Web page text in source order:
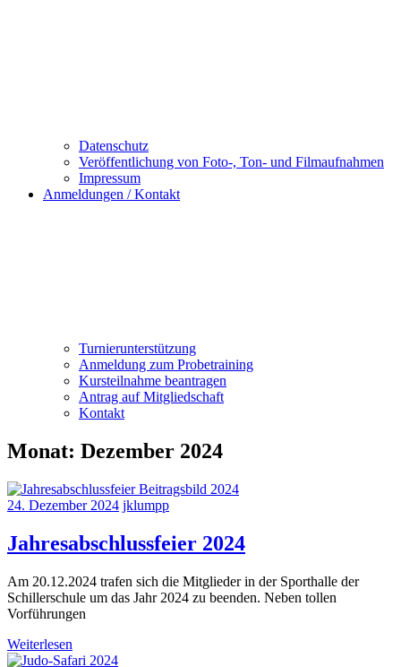
Datenschutz
Veröffentlichung von Foto-, Ton- und Filmaufnahmen
Impressum
Anmeldungen / Kontakt
Turnierunterstützung
Anmeldung zum Probetraining
Kursteilnahme beantragen
Antrag auf Mitgliedschaft
Kontakt
Monat: Dezember 2024
24. Dezember 2024 jklumpp
Jahresabschlussfeier 2024
Am 20.12.2024 trafen sich die Mitglieder in der Sporthalle der
Schillerschule um das Jahr 2024 zu beenden. Neben tollen
Vorführungen
Weiterlesen